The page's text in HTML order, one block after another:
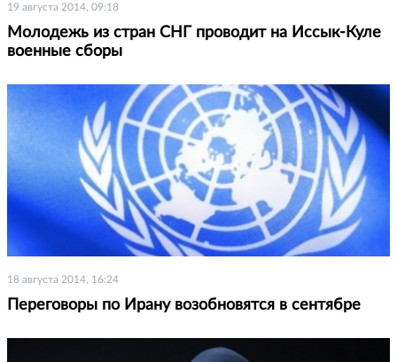
19 августа 2014, 09:18
Молодежь из стран СНГ проводит на Иссык-Куле
военные сборы
18 августа 2014, 16:24
Переговоры по Ирану возобновятся в сентябре